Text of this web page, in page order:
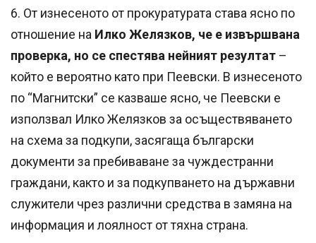
6. От изнесеното от прокуратурата става ясно по
отношение на Илко Желязков, че е извършвана
проверка, но се спестява нейният резултат –
който е вероятно като при Пеевски. В изнесеното
по “Магнитски” се казваше ясно, че Пеевски е
използвал Илко Желязков за осъществяването
на схема за подкупи, засягаща български
документи за пребиваване за чуждестранни
граждани, както и за подкупването на държавни
служители чрез различни средства в замяна на
информация и лоялност от тяхна страна.